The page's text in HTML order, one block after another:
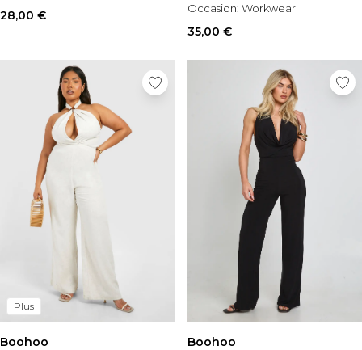
nuit
28,00 €
Occasion: Workwear
35,00 €
Plus
Boohoo Boohoo